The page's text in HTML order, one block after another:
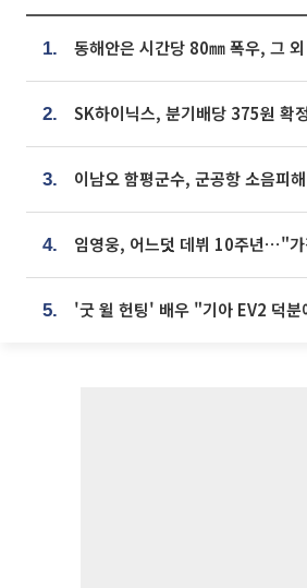
1.
2.
3. 이남오 함평군수, 군공항 소음피
4.
5.